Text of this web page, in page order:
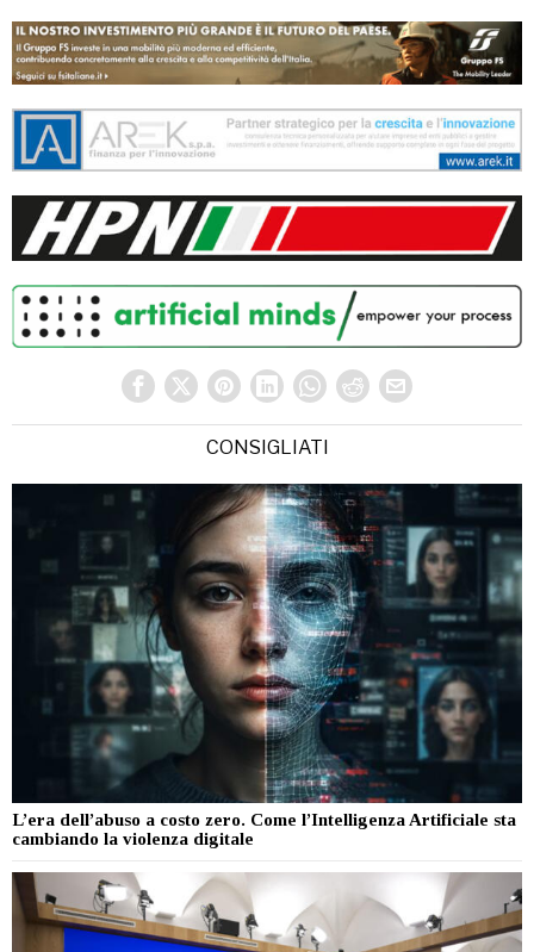
CONSIGLIATI
L’era dell’abuso a costo zero. Come l’Intelligenza Artificiale sta
cambiando la violenza digitale